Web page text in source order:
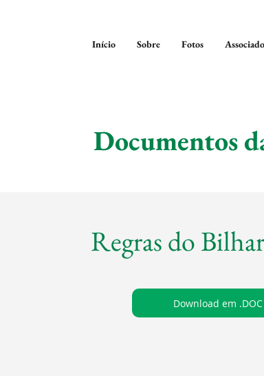
Início Sobre Fotos
Documentos
Regras do
Download em .DOC